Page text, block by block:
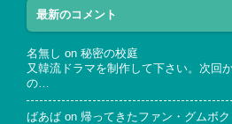
最新のコメント
名無し on 秘密の校庭
又韓流ドラマを制作して下さい。次回
の…
ばあば on 帰ってきたファン・グムボク